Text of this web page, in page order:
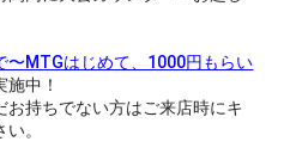
〜MTGはじめて、1000円もらい
中！
持ちでない方はご来店時にキ
。